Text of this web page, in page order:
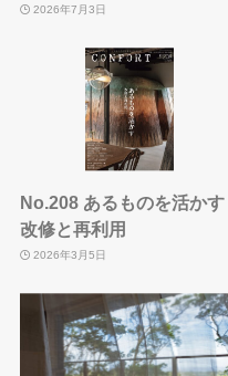
2026年7月3日
No.208 あるものを活かす
改修と再利用
2026年3月5日